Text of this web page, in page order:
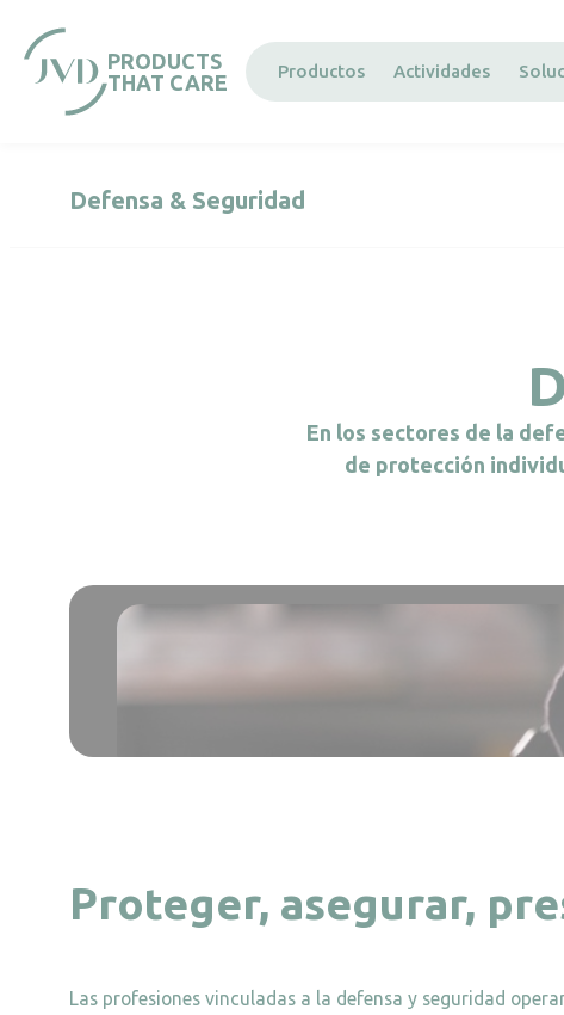
PRODUCTS
THAT CARE
Productos Actividades
Defensa & Seguridad
En los sectores de la
de protección
Proteger, asegurar,
Las profesiones vinculadas a la defensa y seguridad